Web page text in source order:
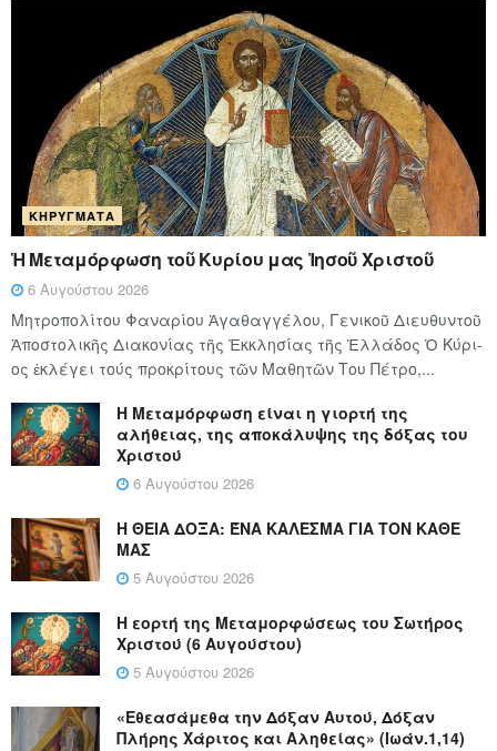
ΚΗΡΎΓΜΑΤΑ
Ἡ Μεταμόρφωση τοῦ Κυρίου μας Ἰησοῦ Χριστοῦ
6 Αυγούστου 2026
Μητροπολίτου Φαναρίου Ἀγαθαγγέλου, Γενικοῦ Διευθυντοῦ
Ἀποστολικῆς Διακονίας τῆς Ἐκκλησίας τῆς Ἑλλάδος Ὁ Κύ­ρι­
ος ἐκλέγει τούς προ­κρί­τους τῶν Μα­θη­τῶν Του Πέ­τρο,...
Η Μεταμόρφωση είναι η γιορτή της
αλήθειας, της αποκάλυψης της δόξας του
Χριστού
6 Αυγούστου 2026
Η ΘΕΙΑ ΔΟΞΑ: ΈΝΑ ΚΑΛΕΣΜΑ ΓΙΑ ΤΟΝ ΚΑΘΕ
ΜΑΣ
5 Αυγούστου 2026
Η εορτή της Μεταμορφώσεως του Σωτήρος
Χριστού (6 Αυγούστου)
5 Αυγούστου 2026
«Εθεασάμεθα την Δόξαν Αυτού, Δόξαν
Πλήρης Χάριτος και Αληθείας» (Ιωάν.1,14)